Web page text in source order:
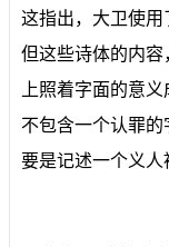
这指出，大卫使用
但这些诗体的内
上照着字面的意
不包含一个认罪
要是记述一个义人